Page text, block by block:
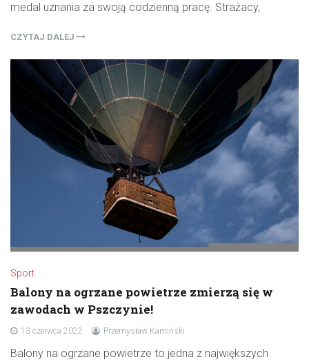
medal uznania za swoją codzienną pracę. Strażacy,
CZYTAJ DALEJ
Sport
Balony na ogrzane powietrze zmierzą się w
zawodach w Pszczynie!
13 czerwca 2022 Przemysław Kamiński
Balony na ogrzane powietrze to jedna z największych